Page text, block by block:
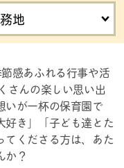
地
感あふれる行事や活
さんの楽しい思い出
いが一杯の保育園で
き」「子ども達とた
てくださる方は、あた
か？